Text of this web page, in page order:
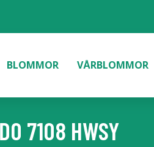
BLOMMOR VÅRBLOMMOR
7108 HWSY